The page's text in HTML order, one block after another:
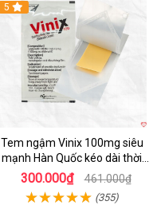
5
Tem ngậm Vinix 100mg siêu
mạnh Hàn Quốc kéo dài thời
gian quan hệ
300.000₫ 461.000₫
(355)